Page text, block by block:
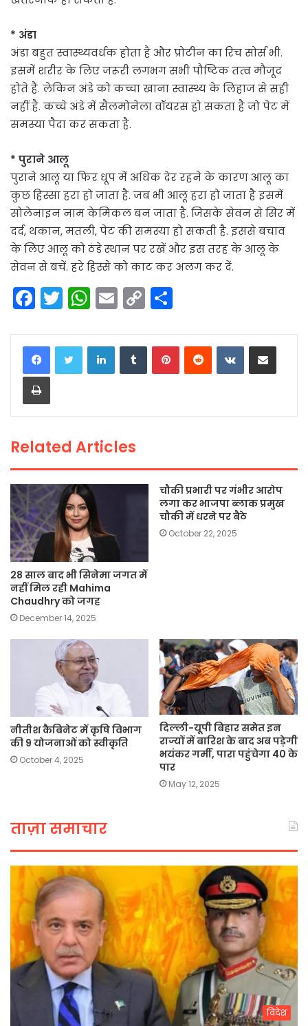
* अंडा
अंडा बहुत स्वास्थ्यवर्धक होता है और प्रोटीन का रिच सोर्स भी.
इसमें शरीर के लिए जरूरी लगभग सभी पौष्टिक तत्व मौजूद
होते हैं. लेकिन अंडे को कच्चा खाना स्वास्थ्य के लिहाज से सही
नहीं है. कच्चे अंडे में सैलमोनेला वॉयरस हो सकता है जो पेट में
समस्या पैदा कर सकता है.
* पुराने आलू
पुराने आलू या फिर धूप में अधिक देर रहने के कारण आलू का
कुछ हिस्सा हरा हो जाता है. जब भी आलू हरा हो जाता है इसमें
सोलेनाइन नाम केमिकल बन जाता है. जिसके सेवन से सिर में
दर्द, थकान, मतली, पेट की समस्या हो सकती है. इससे बचाव
के लिए आलू को ठंडे स्थान पर रखें और इस तरह के आलू के
सेवन से बचें. हरे हिस्से को काट कर अलग कर दें.
F
a
c
e
b
o
k
T
w
itt
er
W
h
a
ts
p
E
m
ai
C
o
p
n
ar
LinkedInTumblrPinterestReddit VKontakteShare via Email
Print
Related Articles
28 साल बाद भी सिनेमा जगत में
नहीं मिल रही Mahima
Chaudhry को जगह
December 14, 2025
चौकी प्रभारी पर गंभीर आरोप
लगा कर भाजपा ब्लाक प्रमुख
चौकी में धरने पर बैठे
October 22, 2025
नीतीश कैबिनेट में कृषि विभाग
की 9 योजनाओं को स्वीकृति
October 4, 2025
दिल्ली-यूपी बिहार समेत इन
राज्यों में बारिश के बाद अब पड़ेगी
भयंकर गर्मी, पारा पहुंचेगा 40 के
पार
May 12, 2025
ताज़ा समाचार
विदेश